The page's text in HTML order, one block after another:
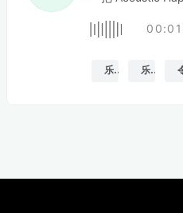
乐观的 乐趣